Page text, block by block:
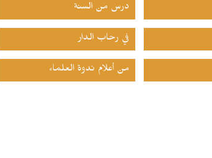
درس من السنة
في رحاب الدار
من أعلام ندوة العلماء